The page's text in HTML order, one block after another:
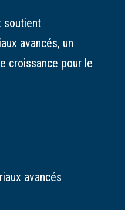
soutient
avancés, un
croissance pour le
avancés